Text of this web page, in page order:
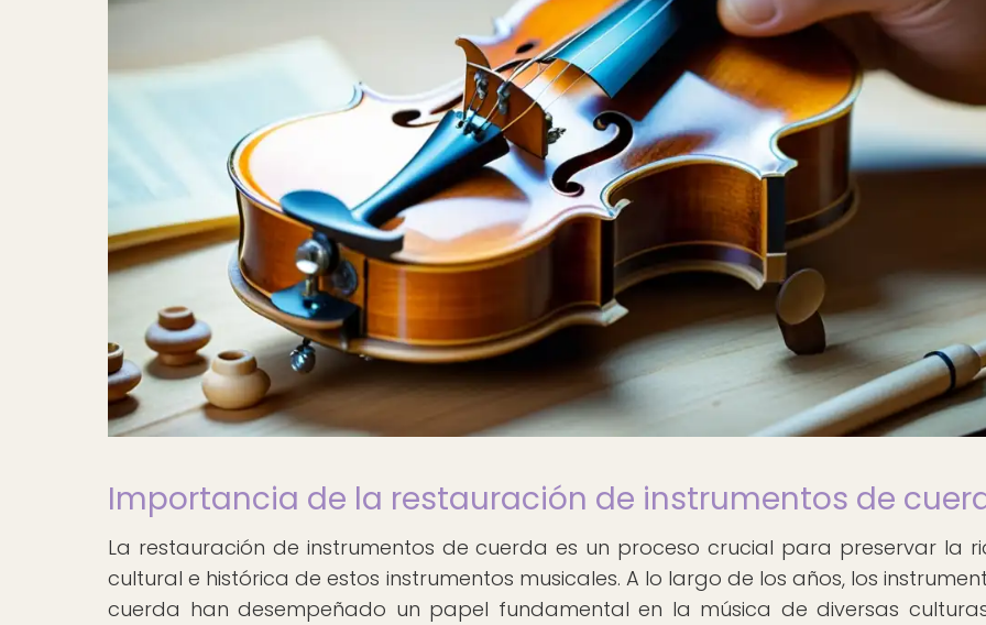
Importancia de la restauración de instrumentos de
La restauración de instrumentos de cuerda es un proceso crucial para preservar la
cultural e histórica de estos instrumentos musicales. A lo largo de los años, los
cuerda han desempeñado un papel fundamental en la música de diversas